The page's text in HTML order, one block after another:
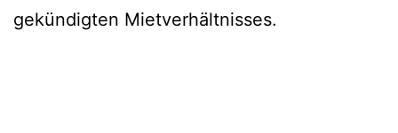
gekündigten Mietverhältnisses.